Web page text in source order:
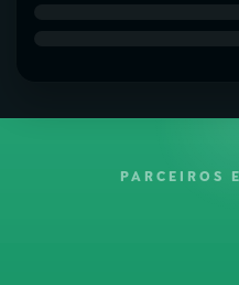
PARCEIROS